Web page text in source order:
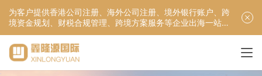
为客户提供香港公司注册、海外公司注册、境外银行账户、跨
境资金规划、财税合规管理、跨境方案服务等企业出海一站式
服务！